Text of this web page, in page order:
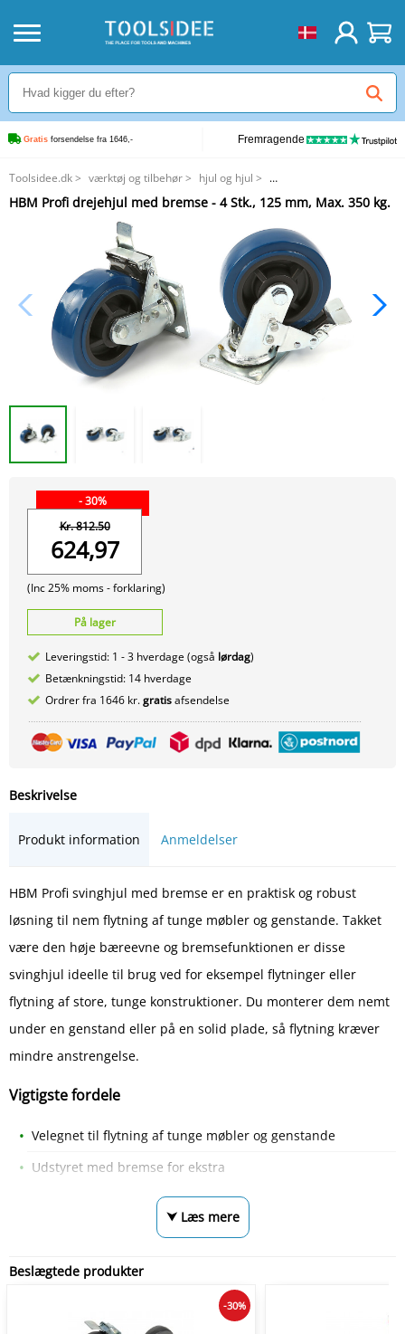
Gratis forsendelse fra 1646,- Fremragende
Toolsidee.dk> værktøj og tilbehør> hjul og hjul >
HBM Profi drejehjul med bremse - 4 Stk., 125 mm, Max. 350 kg.
HBM Profi drejehjul med bremse - 4 Stk., 125 mm, Max. 350 kg.
- 30%
Kr. 812.50
624,97
(Inc 25% moms -forklaring)
På lager
Leveringstid: 1 - 3 hverdage (også lørdag)
Betænkningstid: 14 hverdage
Ordrer fra 1646 kr.gratisafsendelse
Beskrivelse
Produkt information Anmeldelser
HBM Profi svinghjul med bremse er en praktisk og robust
løsning til nem flytning af tunge møbler og genstande. Takket
være den høje bæreevne og bremsefunktionen er disse
svinghjul ideelle til brug ved for eksempel flytninger eller
flytning af store, tunge konstruktioner. Du monterer dem nemt
under en genstand eller på en solid plade, så flytning kræver
mindre anstrengelse.
Vigtigste fordele
Velegnet til flytning af tunge møbler og genstande
Udstyret med bremse for ekstra
⮟ Læs mere
Beslægtede produkter
-30%